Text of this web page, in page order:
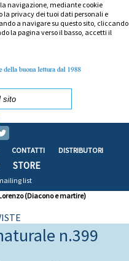
navigazione, mediante cookie
privacy dei tuoi dati personali e
a navigare su questo sito, cliccando
la pagina verso il basso, accetti il
CONTATTI
DISTRIBUTORI
STORE
list
(Diacono e martire)
n.399